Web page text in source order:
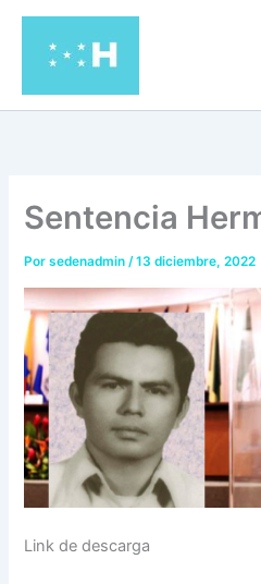
contenido
Sentencia
Porsedenadmin/13 diciembre, 2022
Link de descarga